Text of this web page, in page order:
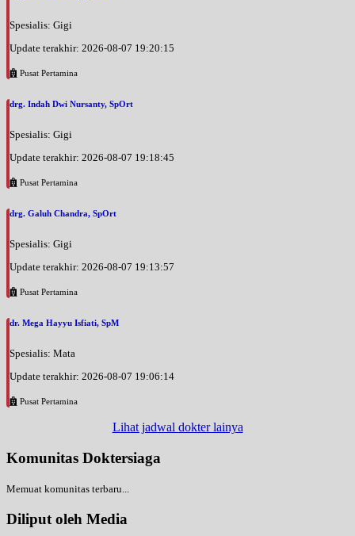
Spesialis: Gigi
Update terakhir: 2026-08-07 19:20:15
Pusat Pertamina
drg. Indah Dwi Nursanty, SpOrt
Spesialis: Gigi
Update terakhir: 2026-08-07 19:18:45
Pusat Pertamina
drg. Galuh Chandra, SpOrt
Spesialis: Gigi
Update terakhir: 2026-08-07 19:13:57
Pusat Pertamina
dr. Mega Hayyu Isfiati, SpM
Spesialis: Mata
Update terakhir: 2026-08-07 19:06:14
Pusat Pertamina
Lihat jadwal dokter lainya
Komunitas Doktersiaga
Memuat komunitas terbaru...
Diliput oleh Media